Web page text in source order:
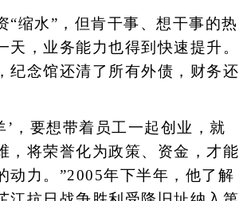
“缩水”，但肯干事、想干事的热
天，业务能力也得到快速提升。
纪念馆还清了所有外债，财务还
’，要想带着员工一起创业，就
，将荣誉化为政策、资金，才能
动力。”2005年下半年，他了解